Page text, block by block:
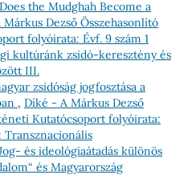
the Muḍghah Become a
Dezső Összehasonlító
folyóirata: Évf. 9 szám 1
kultúránk zsidó-keresztény és
III.
zsidóság jogfosztása a
, Díké - A Márkus Dezső
Kutatócsoport folyóirata:
Transznacionális
és ideológiaátadás különös
és Magyarország